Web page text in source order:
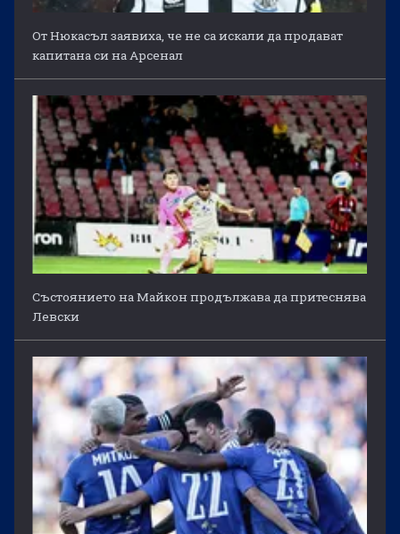
От Нюкасъл заявиха, че не са искали да продават
капитана си на Арсенал
Състоянието на Майкон продължава да притеснява
Левски